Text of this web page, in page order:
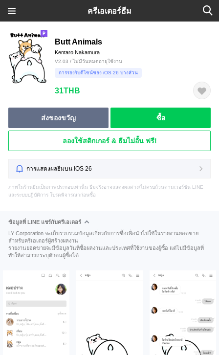
ครีเอเตอร์ธีม
Butt Animals
Kentaro Nakamura
V2.03 / ไม่มีวันหมดอายุใช้งาน
การรองรับดีไซน์ของ iOS 26 บางส่วน
31THB
ส่งของขวัญ ซื้อ
ลองใช้สติกเกอร์ & ธีมไม่อั้น ฟรี!
การแสดงผลธีมบน iOS 26
ภาพในร้านธีมเป็นภาพประกอบเท่านั้น ธีมจริงอาจแสดงผลต่าง/ไม่ครบถ้วนตามเวอร์ชัน LINE
และระบบปฏิบัติการ โปรดพิจารณาก่อนซื้อ
ข้อมูลที่ LINE แชร์กับครีเอเตอร์
LY Corporation จะเก็บรวบรวมข้อมูลเกี่ยวกับการซื้อเพื่อนำไปใช้ในรายงานยอดขาย
สำหรับครีเอเตอร์ผู้สร้างผลงาน
รายงานยอดขายจะมีข้อมูลวันที่ซื้อผลงานและประเทศที่ใช้งานของผู้ซื้อ แต่ไม่มีข้อมูลที่
ทำให้สามารถระบุตัวตนผู้ซื้อได้